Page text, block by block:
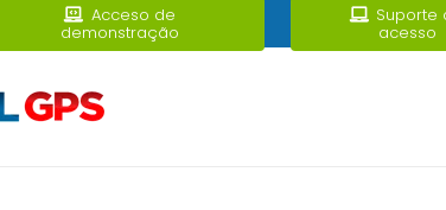
Acceso de
demonstração
Suporte
acesso